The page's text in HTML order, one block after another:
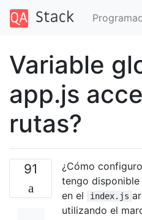
Variable
app.js
rutas?
91 ¿Cómo
tengo disponible
en el
index.js
utilizando el